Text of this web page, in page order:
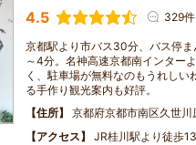
4.5 329件
京都駅より市バス30分、バス停
～4分。名神高速京都南インター
く、駐車場が無料なのもうれしい
る手作り観光案内も好評。
住所
京都府京都市南区久世川
アクセス
JR桂川駅より徒歩